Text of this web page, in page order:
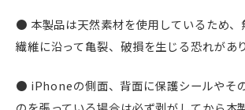
● 本製品は天然素材を使用しているため、
繊維に沿って亀裂、破損を生じる恐れがあ
● iPhoneの側面、背面に保護シールやそ